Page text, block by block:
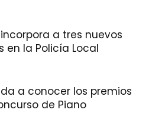
incorpora a tres nuevos
en la Policía Local
da a conocer los premios
de Piano